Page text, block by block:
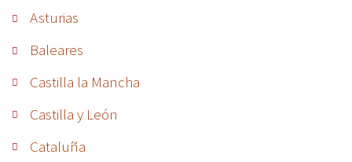
Asturias
Baleares
Castilla la Mancha
Castilla y León
Cataluña